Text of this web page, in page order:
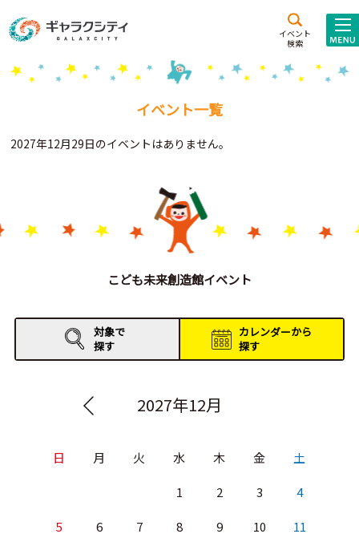
イベント
検索
施設案内
こども
西新井
施設･
Gがくえん
お知らせ
イベントレポート
イベント一覧
2027年12月29日のイベントはありません。
こども未来創造館イベント
対象で
探す
カレンダーから
探す
2027年12月
日 月 火 水 木 金 土
1 2 3 4
5 6 7 8 9 10 11